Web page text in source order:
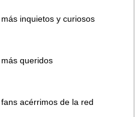
inquietos y curiosos
queridos
acérrimos de la red